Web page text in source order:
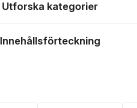
Utforska kategorier
Innehållsförteckning